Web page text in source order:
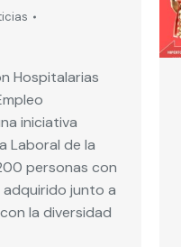
Hospitalarias
iniciativa
Laboral de la
personas con
junto a
la diversidad